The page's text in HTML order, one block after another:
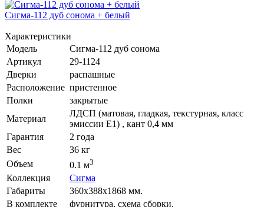
Сигма-112 дуб сонома + белый
Характеристики
Модель
Сигма-112 дуб сонома
Артикул
29-1124
Дверки
распашные
Расположение пристенное
Полки
закрытые
Материал
ЛДСП (матовая, гладкая, текстурная, класс
эмиссии E1) , кант 0,4 мм
Гарантия
2 года
Вес
36 кг
Объем
0.1 м3
Коллекция
Сигма
Габариты
360х388х1868 мм.
В комплекте
фурнитура, схема сборки.